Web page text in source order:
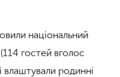
національний
гостей вголос
влаштували родинні